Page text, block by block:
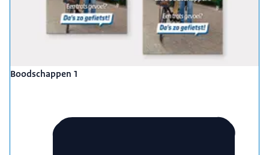
Boodschappen 1